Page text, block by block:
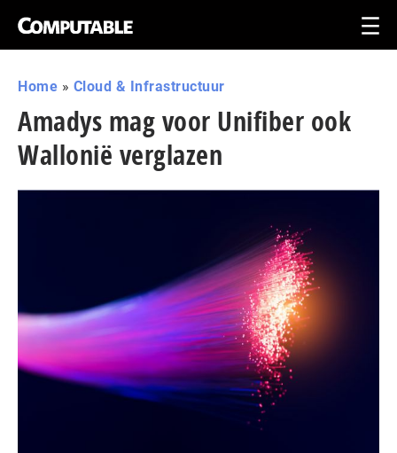
Home » Cloud & Infrastructuur
Amadys mag voor Unifiber ook
Wallonië verglazen